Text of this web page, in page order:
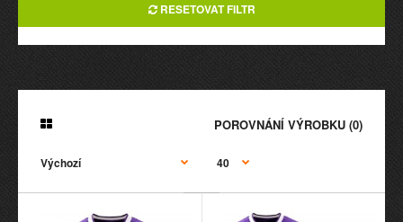
RESETOVAT FILTR
POROVNÁNÍ VÝROBKU (0)